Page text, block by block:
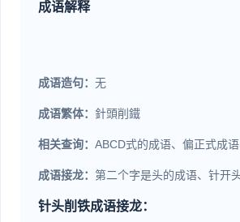
成语解释
成语造句： 无
成语繁体： 針頭削鐵
相关查询： ABCD式的成语、偏正式成
成语接龙： 第二个字是头的成语、针开
针头削铁成语接龙：